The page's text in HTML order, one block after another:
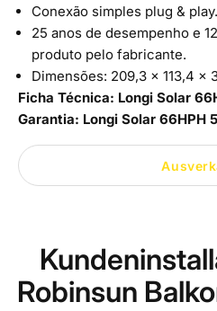
Conexão simples plug & play.
25 anos de desempenho e
produto pelo fabricante.
Dimensões: 209,3 x 113,4 x
Ficha Técnica: Longi Solar
Garantia: Longi Solar 66HPH
Robinsun